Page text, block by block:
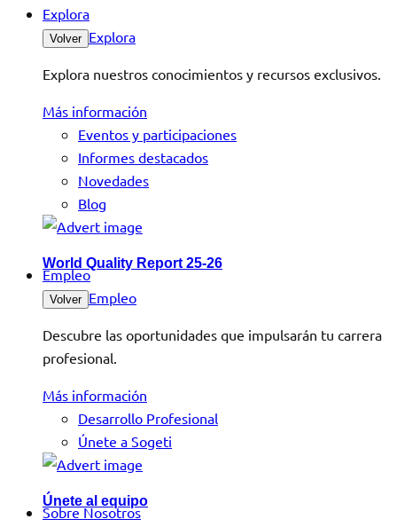
Explora
Volver Explora
Explora nuestros conocimientos y recursos exclusivos.
Más información
Eventos y participaciones
Informes destacados
Novedades
Blog
World Quality Report 25-26
Empleo
Volver Empleo
Descubre las oportunidades que impulsarán tu carrera
profesional.
Más información
Desarrollo Profesional
Únete a Sogeti
Únete al equipo
Sobre Nosotros